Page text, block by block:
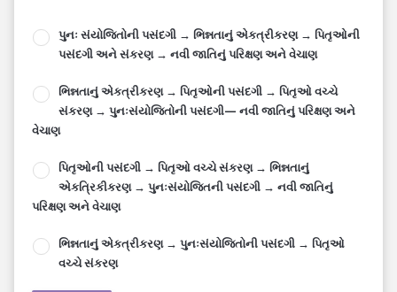
પુનઃ સંયોજિતોની પસંદગી → ભિન્નતાનું એકત્રીકરણ → પિતૃઓની
પસંદગી અને સંકરણ → નવી જાતિનું પરિક્ષણ અને વેચાણ
ભિન્નતાનું એકત્રીકરણ → પિતૃઓની પસંદગી → પિતૃઓ વચ્ચે
સંકરણ → પુનઃસંયોજિતોની પસંદગી— નવી જાતિનું પરિક્ષણ અને
વેચાણ
પિતૃઓની પસંદગી → પિતૃઓ વચ્ચે સંકરણ → ભિન્નતાનું
એકત્રિકીકરણ → પુનઃસંયોજિતની પસંદગી → નવી જાતિનું
પરિક્ષણ અને વેચાણ
ભિન્નતાનું એકત્રીકરણ → પુનઃસંયોજિતોની પસંદગી → પિતૃઓ
વચ્ચે સંકરણ